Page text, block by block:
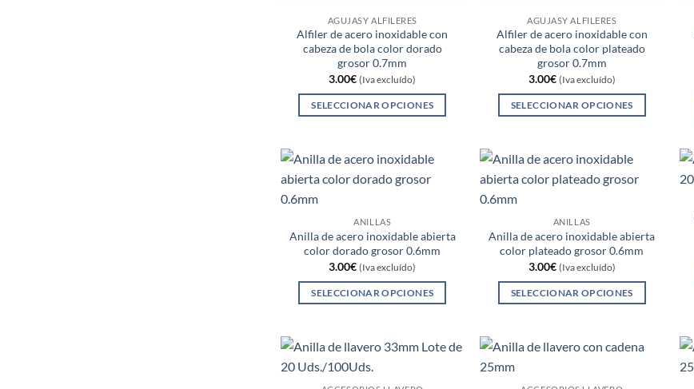
AGUJASY ALFILERES
Alfiler de acero inoxidable con
cabeza de bola color dorado
grosor 0.7mm
3.00€ (Iva excluído)
SELECCIONAR OPCIONES
tiene
múltiples
Las
opciones
se
pueden
elegir
en
página
AGUJASY ALFILERES
Alfiler de acero inoxidable con
cabeza de bola color plateado
grosor 0.7mm
3.00€ (Iva excluído)
SELECCIONAR OPCIONES
tiene
múltiples
Las
opciones
se
pueden
elegir
en
página
ANILLAS
Anilla de acero inoxidable abierta
color dorado grosor 0.6mm
3.00€ (Iva excluído)
SELECCIONAR OPCIONES
tiene
múltiples
ANILLAS
Anilla de acero inoxidable abierta
color plateado grosor 0.6mm
3.00€ (Iva excluído)
SELECCIONAR OPCIONES
tiene